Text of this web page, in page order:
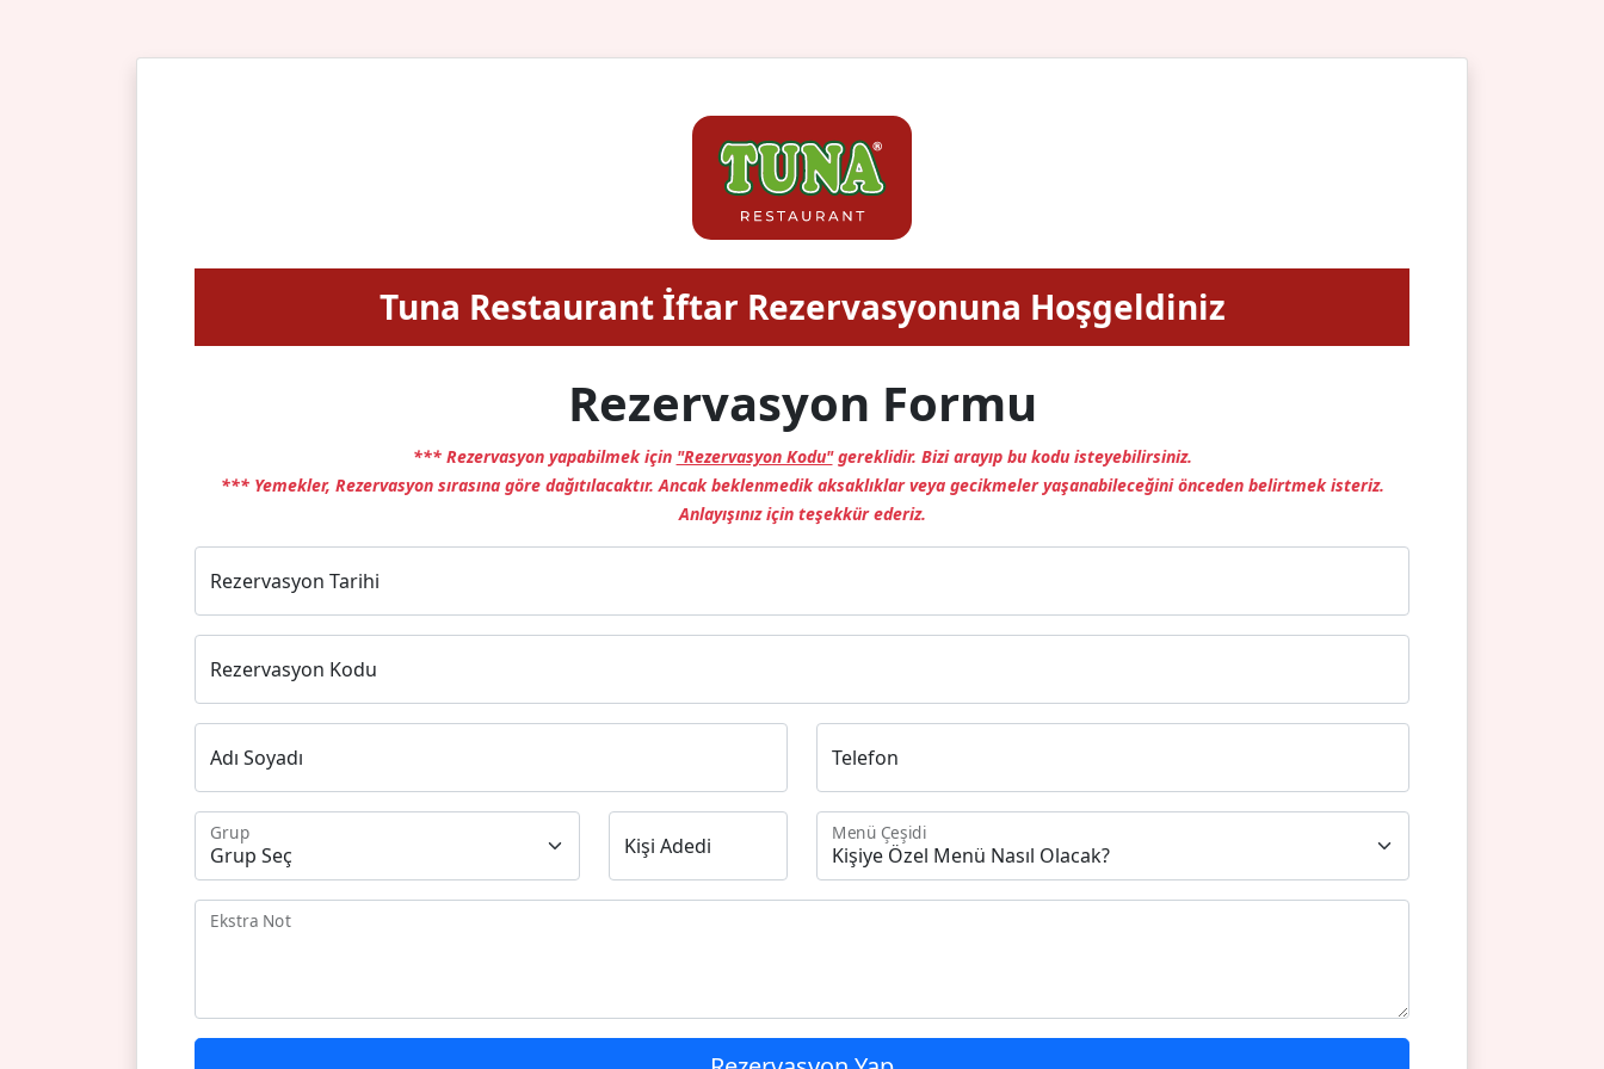
Tuna Restaurant İftar Rezervasyonuna Hoşgeldiniz
Rezervasyon Formu
*** Rezervasyon yapabilmek için "Rezervasyon Kodu"gereklidir. Bizi arayıp bu kodu isteyebilirsiniz.
*** Yemekler, Rezervasyon sırasına göre dağıtılacaktır. Ancak beklenmedik aksaklıklar veya gecikmeler yaşanabileceğini önceden belirtmek isteriz.
Anlayışınız için teşekkür ederiz.
Rezervasyon Tarihi
Rezervasyon Kodu
Adı Soyadı Telefon
Grup
Kişi Adedi
Menü Çeşidi
Ekstra Not